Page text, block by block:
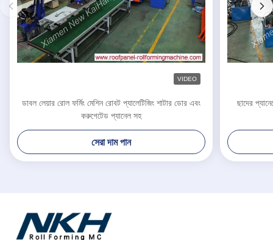
VIDEO
ডাবল লেয়ার রোল ফর্মিং মেশিন রোবট প্যালেটিজিং শাটার ডোর এবং
করুগেটেড প্যানেল সহ
সেরা দাম পান
ছাদের